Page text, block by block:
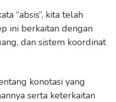
“absis”, kita telah
ini berkaitan dengan
dan sistem koordinat
konotasi yang
serta keterkaitan